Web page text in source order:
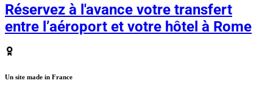
Réservez à l'avance votre transfert
entre l’aéroport et votre hôtel à Rome
Un site made in France